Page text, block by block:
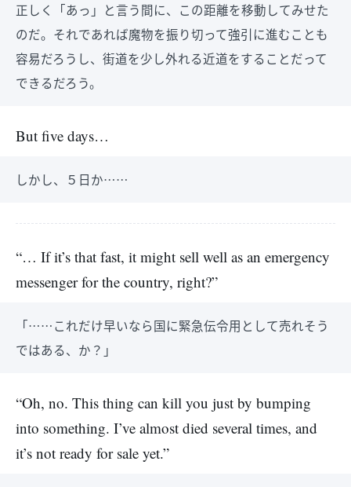
正しく「あっ」と言う間に、この距離を移動してみせた
のだ。それであれば魔物を振り切って強引に進むことも
容易だろうし、街道を少し外れる近道をすることだって
できるだろう。
But five days…
しかし、５日か……
“… If it’s that fast, it might sell well as an emergency
messenger for the country, right?”
「……これだけ早いなら国に緊急伝令用として売れそう
ではある、か？」
“Oh, no. This thing can kill you just by bumping
into something. I’ve almost died several times, and
it’s not ready for sale yet.”